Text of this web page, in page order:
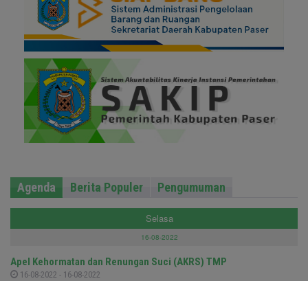
Agenda Berita Populer Pengumuman
Selasa
16-08-2022
Apel Kehormatan dan Renungan Suci (AKRS) TMP
16-08-2022 - 16-08-2022